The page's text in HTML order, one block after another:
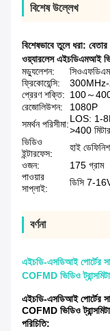
বিশেষ উল্লেখ
বিশেষভাবে তুলে ধরা: বেতার
ওয়্যারলেস এইচডিএমআই
মড্যুলেশন:
সিওএফডিএম
ফ্রিকোয়েন্সি:
প্রেরণ শক্তি: 100～
রেজোলিউশন:
1080P
সমর্থন পরিসীমা:LOS: 1-
>400 মিটার
ভিডিও
ইন্টারফেস:
হাই
ওজন:
175 গ্রাম
পাওয়ার
সাপ্লাই:
ডিসি 7-
বর্ণনা
এইচডি-এসডিআই পোর্টের
COFMD ভিডিও
এইচডি-এসডিআই পোর্টের
COFMD ভিডিও
পরিচিতি: